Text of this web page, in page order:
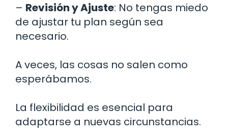
– Revisión y Ajuste: No tengas miedo
de ajustar tu plan según sea
necesario.
A veces, las cosas no salen como
esperábamos.
La flexibilidad es esencial para
adaptarse a nuevas circunstancias.